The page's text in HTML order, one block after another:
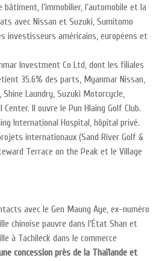
bâtiment, l’immobilier, l’automobile et la
avec Nissan et Suzuki, Sumitomo
investisseurs américains, européens et
Investment Co Ltd, dont les filiales
35.6% des parts, Myanmar Nissan,
Shine Laundry, Suzuki Motorcycle,
Il ouvre le Pun Hlaing Golf Club.
International Hospital, hôpital privé.
internationaux (Sand River Golf &
Terrace on the Peak et le Village
avec le Gen Maung Aye, ex-numéro
chinoise pauvre dans l’État Shan et
à Tachileck dans le commerce
concession près de la Thaïlande et